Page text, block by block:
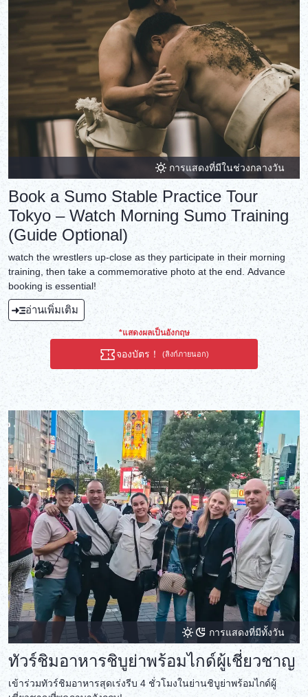
การแสดงที่มีในช่วงกลางวัน
Book a Sumo Stable Practice Tour
Tokyo – Watch Morning Sumo Training
(Guide Optional)
watch the wrestlers up-close as they participate in their morning
training, then take a commemorative photo at the end. Advance
booking is essential!
อ่านเพิ่มเติม
*แสดงผลเป็นอังกฤษ
จองบัตร！ (ลิงก์ภายนอก)
การแสดงที่มีทั้งวัน
ทัวร์ชิมอาหารชิบูย่าพร้อมไกด์ผู้เชี่ยวชาญ
เข้าร่วมทัวร์ชิมอาหารสุดเร่งรีบ 4 ชั่วโมงในย่านชิบูย่าพร้อมไกด์ผู้